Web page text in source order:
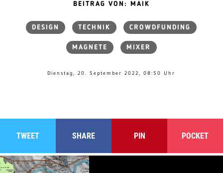
BEITRAG VON: MAIK
DESIGN TECHNIK CROWDFUNDING
MAGNETE MIXER
Dienstag, 20. September 2022, 08:50 Uhr
TWEET SHARE PIN POCKET